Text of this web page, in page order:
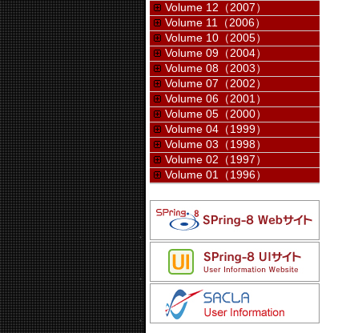
Volume 12（2007）
Volume 11（2006）
Volume 10（2005）
Volume 09（2004）
Volume 08（2003）
Volume 07（2002）
Volume 06（2001）
Volume 05（2000）
Volume 04（1999）
Volume 03（1998）
Volume 02（1997）
Volume 01（1996）